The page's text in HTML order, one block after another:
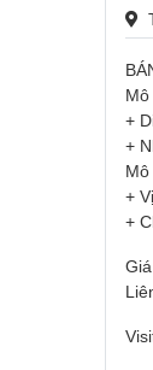
Mô
+
+
Mô
+
+